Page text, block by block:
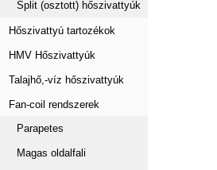
Split (osztott) hőszivattyúk
Hőszivattyú tartozékok
HMV Hőszivattyúk
Talajhő,-víz hőszivattyúk
Fan-coil rendszerek
Parapetes
Magas oldalfali